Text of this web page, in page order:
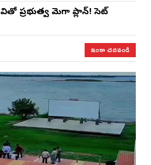
ప్రభుత్వ మెగా ప్లాన్! సెట్
ఇంకా చదవండి